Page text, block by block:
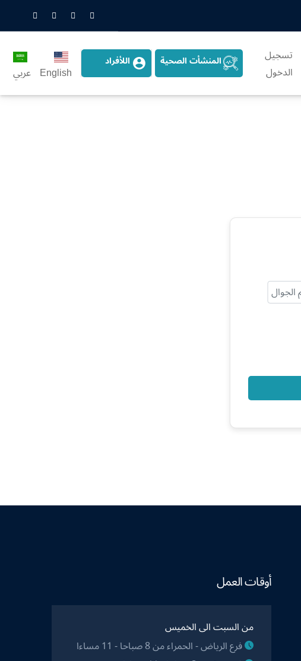
Snapchat
Twitter
LinkedIn
تسجيل
الدخول
المنشأت الصحية اللأفراد
English عربي
أوقات العمل
من السبت الى الخميس
فرع الرياض - الحمراء من 8 صباحا - 11 مساءا